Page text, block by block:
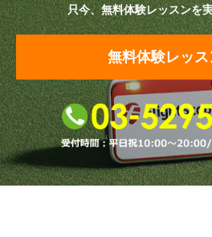
中部（静岡・愛知）
受講生の声
よくある質問
採用情報
只今、無料体験レッスンを
無料体験レッ